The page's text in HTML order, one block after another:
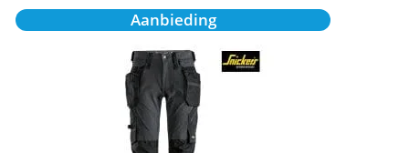
Aanbieding
Oorspronkelijke
prijs
€168,25.
Huidige
prijs
€151,25.
Dit
heeft
meerdere
variaties.
Deze